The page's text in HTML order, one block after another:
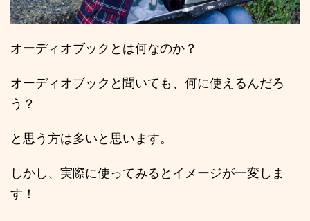
オーディオブックとは何なのか？
オーディオブックと聞いても、何に使えるんだろ
う？
と思う方は多いと思います。
しかし、実際に使ってみるとイメージが一変しま
す！